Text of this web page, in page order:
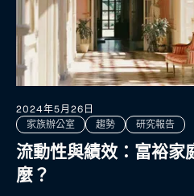
2024年5月26日
家族辦公室
趨勢 研究報告
流動性與績效：富裕家
麼？